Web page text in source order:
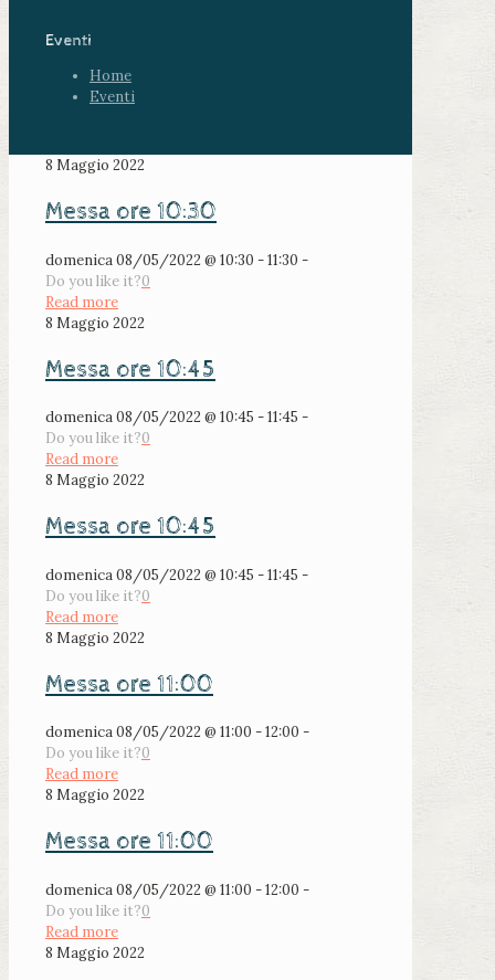
Eventi
Home
Eventi
8 Maggio 2022
Messa ore 10:30
domenica 08/05/2022 @ 10:30 - 11:30 -
Do you like it?0
Read more
8 Maggio 2022
Messa ore 10:45
domenica 08/05/2022 @ 10:45 - 11:45 -
Do you like it?0
Read more
8 Maggio 2022
Messa ore 10:45
domenica 08/05/2022 @ 10:45 - 11:45 -
Do you like it?0
Read more
8 Maggio 2022
Messa ore 11:00
domenica 08/05/2022 @ 11:00 - 12:00 -
Do you like it?0
Read more
8 Maggio 2022
Messa ore 11:00
domenica 08/05/2022 @ 11:00 - 12:00 -
Do you like it?0
Read more
8 Maggio 2022